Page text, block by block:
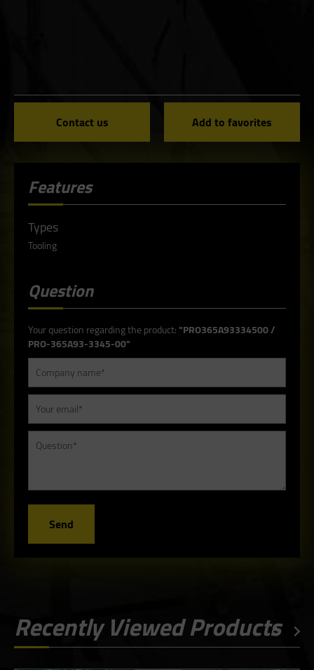
Contact us Add to favorites
Features
Types
Tooling
Question
Your question regarding the product:"PRO365A93334500 /
PRO-365A93-3345-00"
Send
Recently Viewed Products